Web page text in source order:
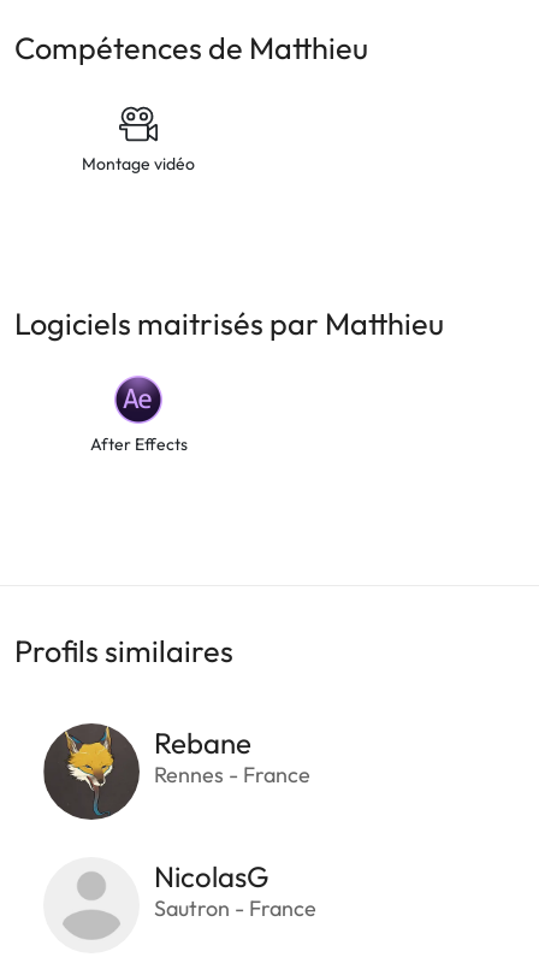
Compétences de Matthieu
Montage vidéo
Logiciels maitrisés par Matthieu
After Effects
Profils similaires
Rebane
Rennes - France
NicolasG
Sautron - France